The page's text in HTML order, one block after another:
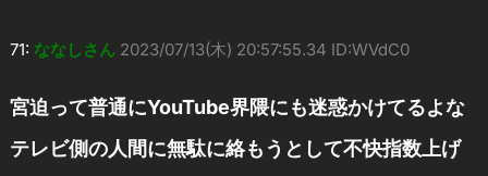
71: ななしさん 2023/07/13(木) 20:57:55.34 ID:WVdC0
宮迫って普通にYouTube界隈にも迷惑かけてるよな
テレビ側の人間に無駄に絡もうとして不快指数上げ